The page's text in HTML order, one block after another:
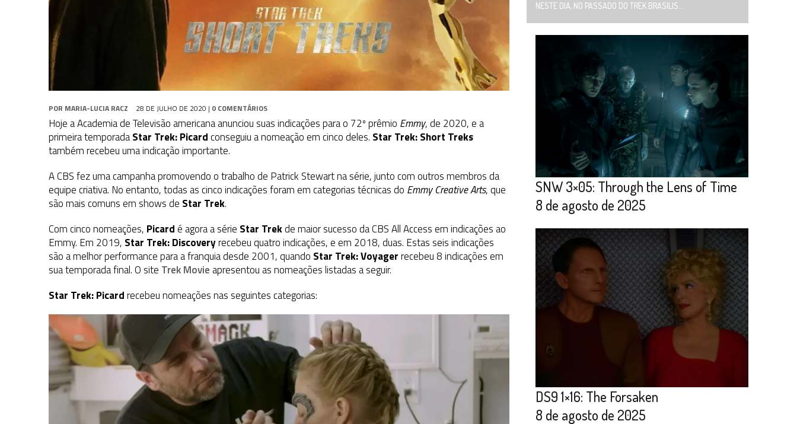
POR MARIA-LUCIA RACZ 28 DE JULHO DE 2020 | 0 COMENTÁRIOS
Hoje a Academia de Televisão americana anunciou suas indicações para o 72º prêmio Emmy, de 2020, e a
primeira temporadaStar Trek: Picardconseguiu a nomeação em cinco deles. Star Trek: Short Treks
também recebeu uma indicação importante.
A CBS fez uma campanha promovendo o trabalho de Patrick Stewart na série, junto com outros membros da
equipe criativa. No entanto, todas as cinco indicações foram em categorias técnicas do Emmy Creative Arts, que
são mais comuns em shows de Star Trek.
Com cinco nomeações, Picardé agora a série Star Trekde maior sucesso da CBS All Access em indicações ao
Emmy. Em 2019, Star Trek: Discoveryrecebeu quatro indicações, e em 2018, duas. Estas seis indicações
são a melhor performance para a franquia desde 2001, quando Star Trek: Voyagerrecebeu 8 indicações em
sua temporada final. O site Trek Movie apresentou as nomeações listadas a seguir.
Star Trek: Picardrecebeu nomeações nas seguintes categorias:
NESTE DIA, NO PASSADO DO TREK BRASILIS...
SNW 3×05: Through the Lens of Time
8 de agosto de 2025
DS9 1×16: The Forsaken
8 de agosto de 2025